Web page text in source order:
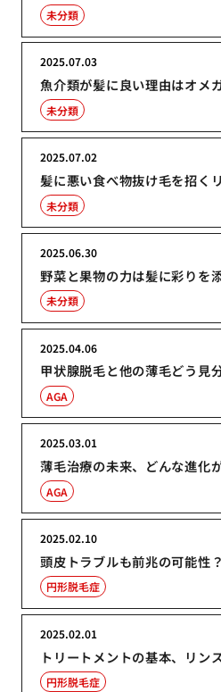
未分類
魚介類が髪に良い理由はオメ
2025.07.03
未分類
髪に悪い食べ物抜け毛を招く
2025.07.02
未分類
野菜と果物の力は髪に彩りを
2025.06.30
未分類
甲状腺脱毛と他の薄毛どう見
2025.04.06
AGA
薄毛治療の未来、どんな進化
2025.03.01
AGA
頭皮トラブルも前兆の可能性
2025.02.10
円形脱毛症
トリートメントの基本、リン
2025.02.01
円形脱毛症